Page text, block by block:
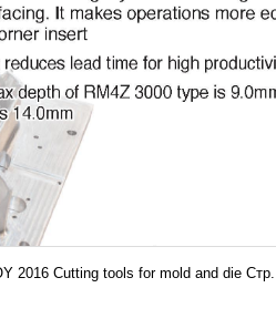
2016 Cutting tools for mold and die